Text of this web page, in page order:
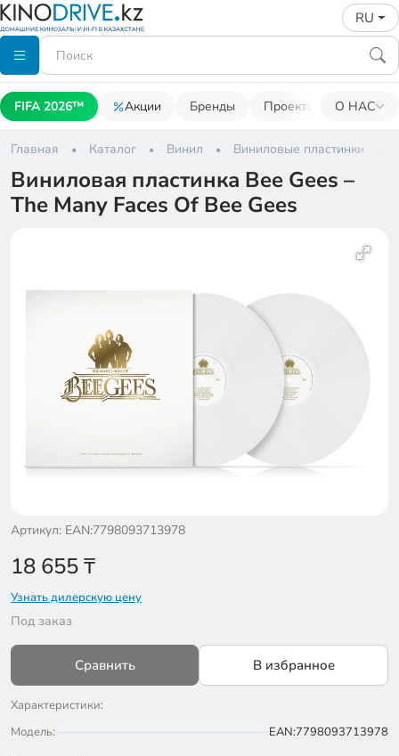
RU
FIFA 2026™ Акции Бренды Проекторы О НАС
Главная Каталог Винил Виниловые пластинки
Виниловая пластинка Bee Gees –
The Many Faces Of Bee Gees
Артикул: EAN:7798093713978
18 655₸
Узнать дилерскую цену
Под заказ
Сравнить В избранное
Характеристики:
Модель:
EAN:7798093713978